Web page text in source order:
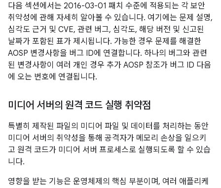
다음 섹션에서는 2016-03-01 패치 수준에 적용되는 각 보안
취약성에 관해 자세히 알아볼 수 있습니다. 여기에는 문제 설명,
심각도 근거 및 CVE, 관련 버그, 심각도, 해당 버전 및 신고된
날짜가 포함된 표가 제시됩니다. 가능한 경우 문제를 해결한
AOSP 변경사항을 버그 ID에 연결합니다. 하나의 버그와 관련
된 변경사항이 여러 개인 경우 추가 AOSP 참조가 버그 ID 다음
에 오는 번호에 연결됩니다.
미디어 서버의 원격 코드 실행 취약점
특별히 제작된 파일의 미디어 파일 및 데이터를 처리하는 동안
미디어 서버의 취약성을 통해 공격자가 메모리 손상을 일으키
고 원격 코드가 미디어 서버 프로세스로 실행되도록 할 수 있습
니다.
영향을 받는 기능은 운영체제의 핵심 부분이며, 여러 애플리케